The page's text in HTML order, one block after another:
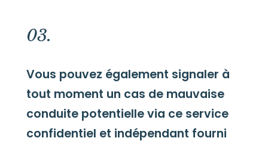
03.
Vous pouvez également signaler à
tout moment un cas de mauvaise
conduite potentielle via ce service
confidentiel et indépendant fourni